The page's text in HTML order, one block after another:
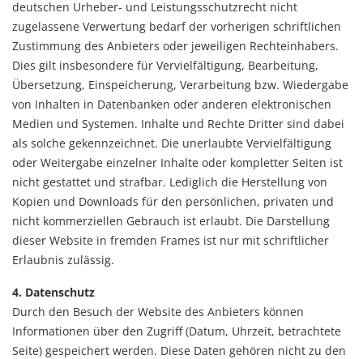
deutschen Urheber- und Leistungsschutzrecht nicht
zugelassene Verwertung bedarf der vorherigen schriftlichen
Zustimmung des Anbieters oder jeweiligen Rechteinhabers.
Dies gilt insbesondere für Vervielfältigung, Bearbeitung,
Übersetzung, Einspeicherung, Verarbeitung bzw. Wiedergabe
von Inhalten in Datenbanken oder anderen elektronischen
Medien und Systemen. Inhalte und Rechte Dritter sind dabei
als solche gekennzeichnet. Die unerlaubte Vervielfältigung
oder Weitergabe einzelner Inhalte oder kompletter Seiten ist
nicht gestattet und strafbar. Lediglich die Herstellung von
Kopien und Downloads für den persönlichen, privaten und
nicht kommerziellen Gebrauch ist erlaubt. Die Darstellung
dieser Website in fremden Frames ist nur mit schriftlicher
Erlaubnis zulässig.
4. Datenschutz
Durch den Besuch der Website des Anbieters können
Informationen über den Zugriff (Datum, Uhrzeit, betrachtete
Seite) gespeichert werden. Diese Daten gehören nicht zu den